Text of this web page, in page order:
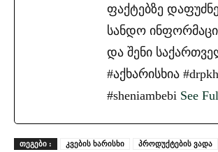
ფაქტებზე
სანდო
და შენი
#აქხარისხია
#sheniambebi See
ᲗᲔᲒᲔᲑᲘ : კვების ხარისხი პროდუქტების ვადა